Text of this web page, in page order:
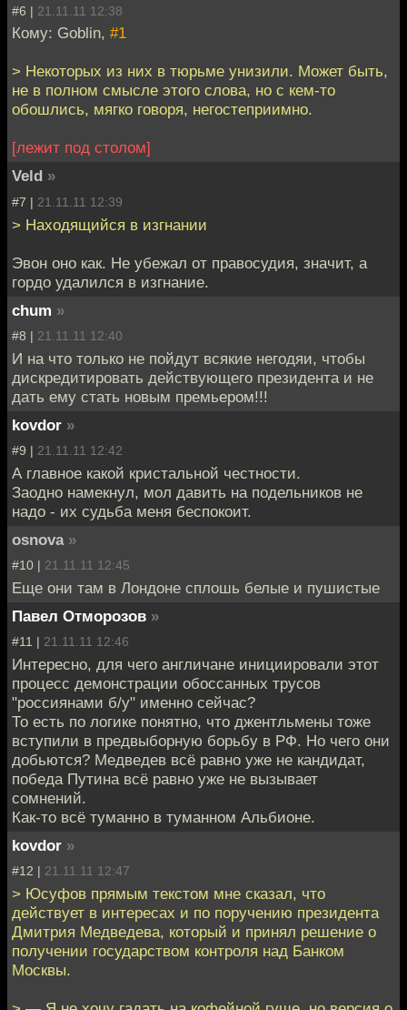
#6 | 21.11.11 12:38
Кому: Goblin, #1
> Некоторых из них в тюрьме унизили. Может быть,
не в полном смысле этого слова, но с кем-то
обошлись, мягко говоря, негостеприимно.
[лежит под столом]
Veld »
#7 | 21.11.11 12:39
> Находящийся в изгнании
Эвон оно как. Не убежал от правосудия, значит, а
гордо удалился в изгнание.
chum »
#8 | 21.11.11 12:40
И на что только не пойдут всякие негодяи, чтобы
дискредитировать действующего президента и не
дать ему стать новым премьером!!!
kovdor »
#9 | 21.11.11 12:42
А главное какой кристальной честности.
Заодно намекнул, мол давить на подельников не
надо - их судьба меня беспокоит.
osnova »
#10 | 21.11.11 12:45
Еще они там в Лондоне сплошь белые и пушистые
Павел Отморозов »
#11 | 21.11.11 12:46
Интересно, для чего англичане инициировали этот
процесс демонстрации обоссанных трусов
"россиянами б/у" именно сейчас?
То есть по логике понятно, что джентльмены тоже
вступили в предвыборную борьбу в РФ. Но чего они
добьются? Медведев всё равно уже не кандидат,
победа Путина всё равно уже не вызывает
сомнений.
Как-то всё туманно в туманном Альбионе.
kovdor »
#12 | 21.11.11 12:47
> Юсуфов прямым текстом мне сказал, что
действует в интересах и по поручению президента
Дмитрия Медведева, который и принял решение о
получении государством контроля над Банком
Москвы.